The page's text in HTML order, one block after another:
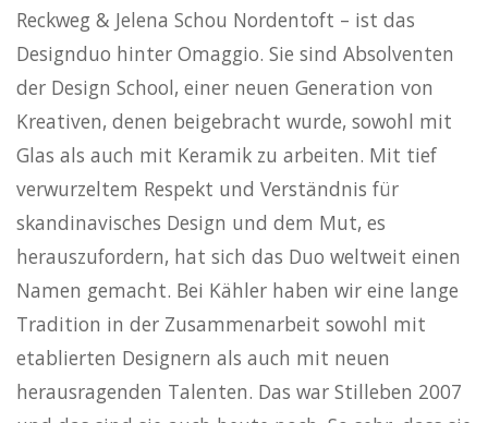
Reckweg & Jelena Schou Nordentoft – ist das
Designduo hinter Omaggio. Sie sind Absolventen
der Design School, einer neuen Generation von
Kreativen, denen beigebracht wurde, sowohl mit
Glas als auch mit Keramik zu arbeiten. Mit tief
verwurzeltem Respekt und Verständnis für
skandinavisches Design und dem Mut, es
herauszufordern, hat sich das Duo weltweit einen
Namen gemacht. Bei Kähler haben wir eine lange
Tradition in der Zusammenarbeit sowohl mit
etablierten Designern als auch mit neuen
herausragenden Talenten. Das war Stilleben 2007